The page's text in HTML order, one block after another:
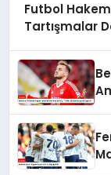
Futbol
Tartışmalar